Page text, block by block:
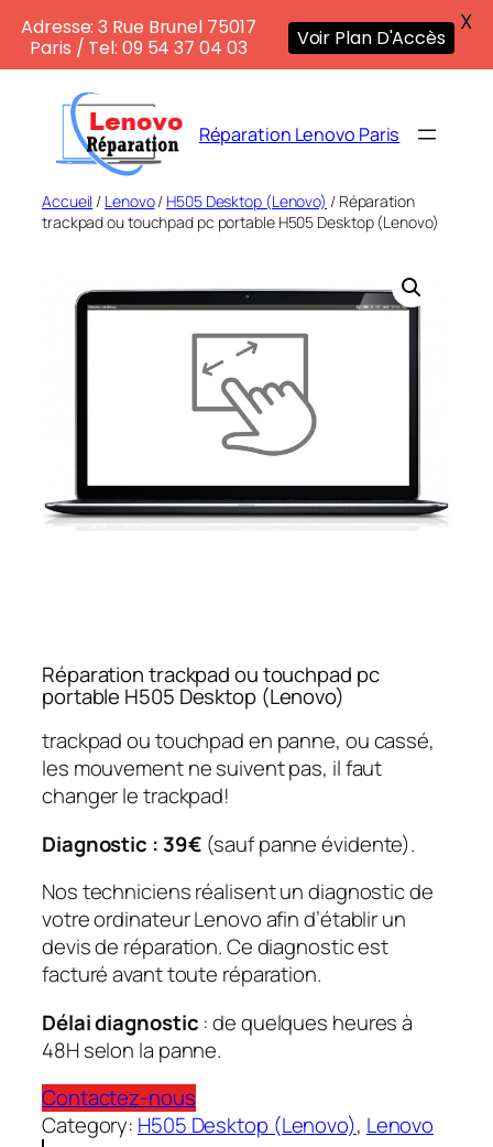
contenu
Réparation Lenovo Paris
Accueil / Lenovo/ H505 Desktop (Lenovo) / Réparation
trackpad ou touchpad pc portable H505 Desktop (Lenovo)
Réparation trackpad ou touchpad pc
portable H505 Desktop (Lenovo)
trackpad ou touchpad en panne, ou cassé,
les mouvement ne suivent pas, il faut
changer le trackpad!
Diagnostic : 39€ (sauf panne évidente).
Nos techniciens réalisent un diagnostic de
votre ordinateur Lenovo afin d’établir un
devis de réparation. Ce diagnostic est
facturé avant toute réparation.
Délai diagnostic : de quelques heures à
48H selon la panne.
Contactez-nous
Category: H505 Desktop (Lenovo), Lenovo
Adresse: 3 Rue Brunel 75017
Paris / Tel: 09 54 37 04 03
Voir Plan D'Accès
X